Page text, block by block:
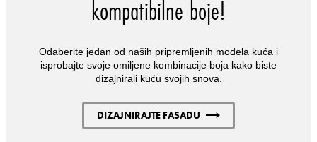
kompatibilne boje!
Odaberite jedan od naših pripremljenih modela kuća i
isprobajte svoje omiljene kombinacije boja kako biste
dizajnirali kuću svojih snova.
DIZAJNIRAJTE FASADU